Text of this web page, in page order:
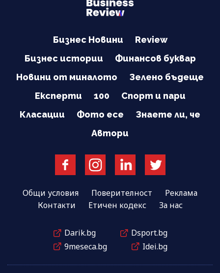
Бизнес Новини
Review
Бизнес истории
Финансов буквар
Новини от миналото
Зелено бъдеще
Експерти
100
Спорт и пари
Класации
Фото есе
Знаете ли, че
Автори
Общи условия Поверителност
Реклама
Контакти
Етичен кодекс За нас
Darik.bg
Dsport.bg
9meseca.bg
Idei.bg